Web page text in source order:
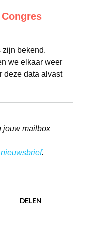
zijn bekend.
we elkaar weer
deze data alvast
jouw mailbox
nieuwsbrief.
DELEN